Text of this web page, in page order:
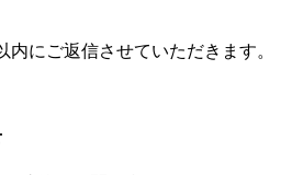
内にご返信させていただきます。